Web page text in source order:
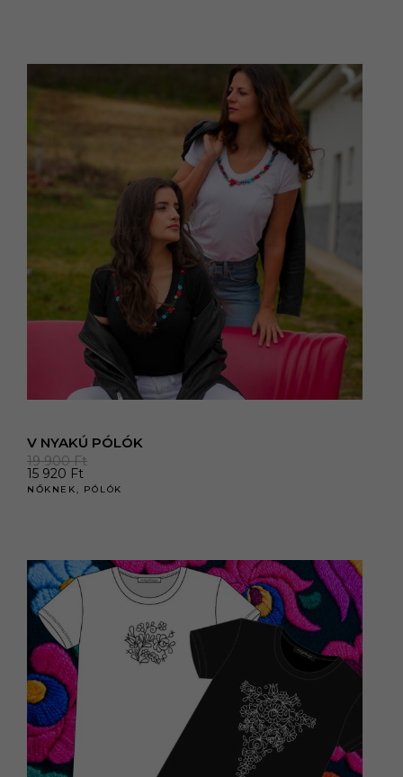
V NYAKÚ PÓLÓK
19 900Ft
15 920 Ft
NŐKNEK, PÓLÓK